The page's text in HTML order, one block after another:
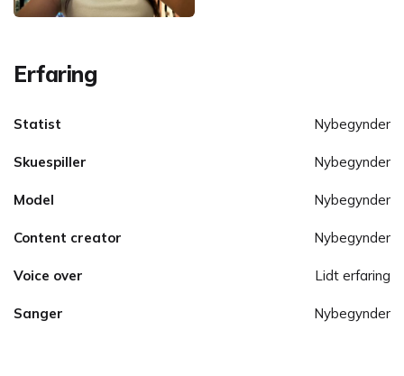
Erfaring
Statist Nybegynder
Skuespiller Nybegynder
Model Nybegynder
Content creator Nybegynder
Voice over Lidt erfaring
Sanger Nybegynder